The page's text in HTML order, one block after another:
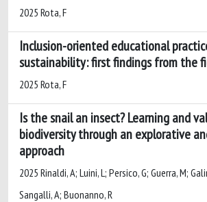
2025 Rota, F
Inclusion-oriented educational
sustainability: first findings from the
2025 Rota, F
Is the snail an insect? Learning and
biodiversity through an explorative
approach
2025 Rinaldi, A; Luini, L; Persico, G; Guerra, M;
Sangalli, A; Buonanno, R